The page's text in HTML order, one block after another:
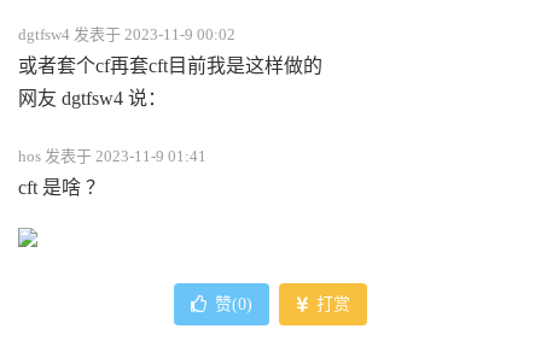
dgtfsw4 发表于 2023-11-9 00:02
或者套个cf再套cft目前我是这样做的
网友 dgtfsw4 说：
hos 发表于 2023-11-9 01:41
cft 是啥 ？
赞(0) 打赏